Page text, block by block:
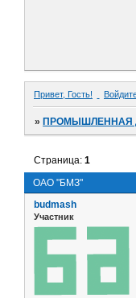
Привет, Гость!
»ПРОМЫШЛЕННАЯ
ОАО "БМЗ"
Страница:1
budmash
Участник